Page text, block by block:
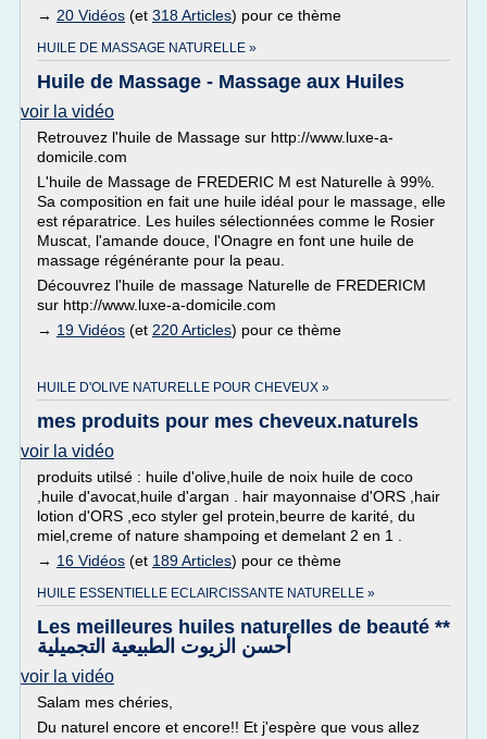
→ 20 Vidéos (et 318 Articles) pour ce thème
HUILE DE MASSAGE NATURELLE »
Huile de Massage - Massage aux Huiles
voir la vidéo
Retrouvez l'huile de Massage sur http://www.luxe-a-
domicile.com
L'huile de Massage de FREDERIC M est Naturelle à 99%.
Sa composition en fait une huile idéal pour le massage, elle
est réparatrice. Les huiles sélectionnées comme le Rosier
Muscat, l'amande douce, l'Onagre en font une huile de
massage régénérante pour la peau.
Découvrez l'huile de massage Naturelle de FREDERICM
sur http://www.luxe-a-domicile.com
→ 19 Vidéos (et 220 Articles) pour ce thème
HUILE D'OLIVE NATURELLE POUR CHEVEUX »
mes produits pour mes cheveux.naturels
voir la vidéo
produits utilsé : huile d'olive,huile de noix huile de coco
,huile d'avocat,huile d'argan . hair mayonnaise d'ORS ,hair
lotion d'ORS ,eco styler gel protein,beurre de karité, du
miel,creme of nature shampoing et demelant 2 en 1 .
→ 16 Vidéos (et 189 Articles) pour ce thème
HUILE ESSENTIELLE ECLAIRCISSANTE NATURELLE »
Les meilleures huiles naturelles de beauté **
أحسن الزيوت الطبيعية التجميلية
voir la vidéo
Salam mes chéries,
Du naturel encore et encore!! Et j'espère que vous allez